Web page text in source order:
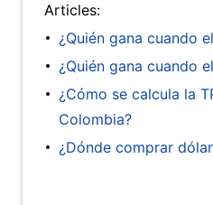
Articles:
¿Quién gana cuando
¿Quién gana cuando
¿Cómo se calcula la
Colombia?
¿Dónde comprar